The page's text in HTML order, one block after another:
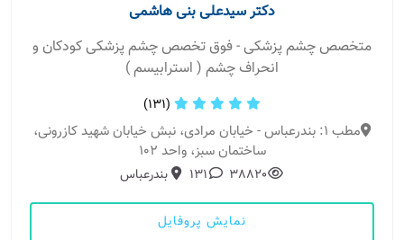
دکتر سیدعلی بنی هاشمی
متخصص چشم پزشکی - فوق تخصص چشم پزشکی کودکان و
انحراف چشم ( استرابیسم )
(131)
مطب 1: بندرعباس - خیابان مرادی، نبش خیابان شهید کازرونی،
ساختمان سبز، واحد 102
38820
131 بندرعباس
نمایش پروفایل